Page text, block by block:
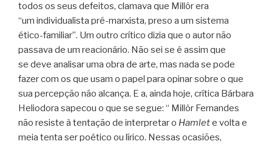
todos os seus defeitos, clamava que Millôr era
“um individualista pré-marxista, preso a um sistema
ético-familiar”. Um outro crítico dizia que o autor não
passava de um reacionário. Não sei se é assim que
se deve analisar uma obra de arte, mas nada se pode
fazer com os que usam o papel para opinar sobre o que
sua percepção não alcança. E a, ainda hoje, crítica Bárbara
Heliodora sapecou o que se segue: “ Millôr Fernandes
não resiste à tentação de interpretar o Hamlete volta e
meia tenta ser poético ou lírico. Nessas ocasiões,